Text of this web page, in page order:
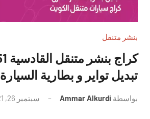
بنشر متنقل
تبديل تواير و بطارية السيارة
بواسطة Ammar Alkurdi سبتمبر 26, 2021